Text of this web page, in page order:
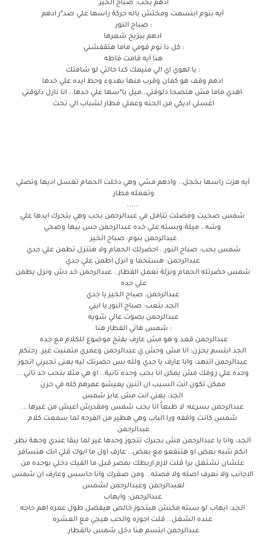
ادهم بحب: صباح الخير
آيه بنوم ابتسمت ومختش باله حركة راسها علي صد*ر ادهم
: صباح النور
ادهم بيزيح شعرها
: كل دا نوم قومي ماما هتقفشني
هنا آيه قامت فاطه
: يا لهوي اي الي منيمك كدا خالتي لو شافتك
ادهم وقف هو كمان وقرب منها بهدوء وحط ايده علي خدها
:اهدي ماما مش هتصحا دلوقتي..ميل با*سها علي خدها.. انا نازل دلوقتي
اغسلي اديكي من الحنه وعملي فطار لشباب الي تحت
آيه هزت راسها بخجل.. وادهم مشي وهي دخلت الحمام تغسل اديها وتصلي
وتعمله فطار
.....
شمس صحيت وفضلت تتامل في عبدالرحمن بحب وهي بتحرك ايدها علي
وشه.. ميلة وبسته علي خده عبدالرحمن حس بيها وصحي
عبدالرحمن بنوم: صباح الخير
شمس بحب: صباح النور.. احضرلك الحمام ولا هتنزل تطمن علي جدي
عبدالرحمن: هستحما و انزل اطمن علي جدي
شمس حضرتله الحمام ونزلة تعمل الفطار.. عبدالرحمن خد دش ونزل يطمن
علي جده
عبدالرحمن: صباح الخير يا جدي
الجد بتعب: صباح النور يا ابني
عبدالرحمن بصوت عالي شويه
: شمس هاتي الفطار هنا
عبدالرحمن قعد و هو مش عارف يفتح موضوع للكلام مع جده
الجد ابتسم بحزن: انا مش وحش ي عبدالرحمن وعمري متمنيت غير. رحتكم
عبدالرحمن اتنهد: وانا عارف يا جدي ولله بس حضرتك ليه يعنى تجبرني اتجوز
وحده علي زوقك مش يمكن انا بحب وحده تانية.. او هي مثلا بتحب حد تاني...
ممكن تكون انت السبب ان اتنين يعيشو عمرهم كله في حزن
الجد: يعني انت مش عايز شمس
عبدالرحمن بسرعه: لا طبعاً انا بحب شمس ومقدرش اعيش من غيرها...
شمس كانت واقفه ورا الباب وهي هطير من الفرحه لما سمعت كلام
عبدالرحمن
الجد: وانا يا عبدالرحمن مش بجبرك تتجوز وحدها غير لما يبقا عندي وجهة نظر
انكم شبه بعض او هتنفعو مع بعض.. عارف اول ما ابوك قلي انك هتسافر
علشان تشتغل برا قلت لازم اربطك بمصر قبل ما القيك دخلي بوحده من
الاجانب ولا نعرف اصله ولا فصله.. ومن صغرك وانا حاسس وعارف ان شمس
لعبدالرحمن وعبدالرحمن لشمس
عبدالرحمن: وايهاب
الجد: ايهاب لو سبته مكنش هيتجوز خالص هيفضل طول عمره اهم حاجه
عنده الشغل.. قلت اجوزه والحب هيجي مع العشره
عبدالرحمن ابتسم هنا دخل شمس بالفطار